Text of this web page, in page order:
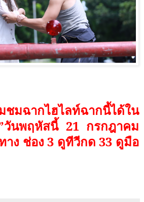
ชมฉากไฮไลท์ฉากนี้ได้ใน
วันพฤหัสนี้ 21 กรกฎาคม
าง ช่อง3 ดูทีวีกด 33 ดูมือ